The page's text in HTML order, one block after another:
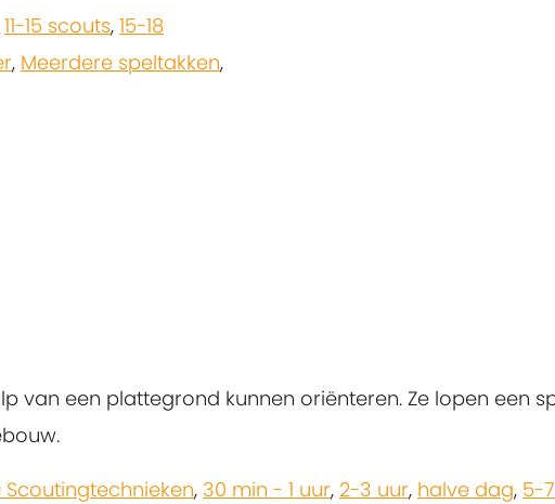
11-15 scouts, 15-18
, Meerdere speltakken,
van een plattegrond kunnen oriënteren. Ze lopen een
, 30 min - 1 uur, 2-3 uur, halve dag, 5-